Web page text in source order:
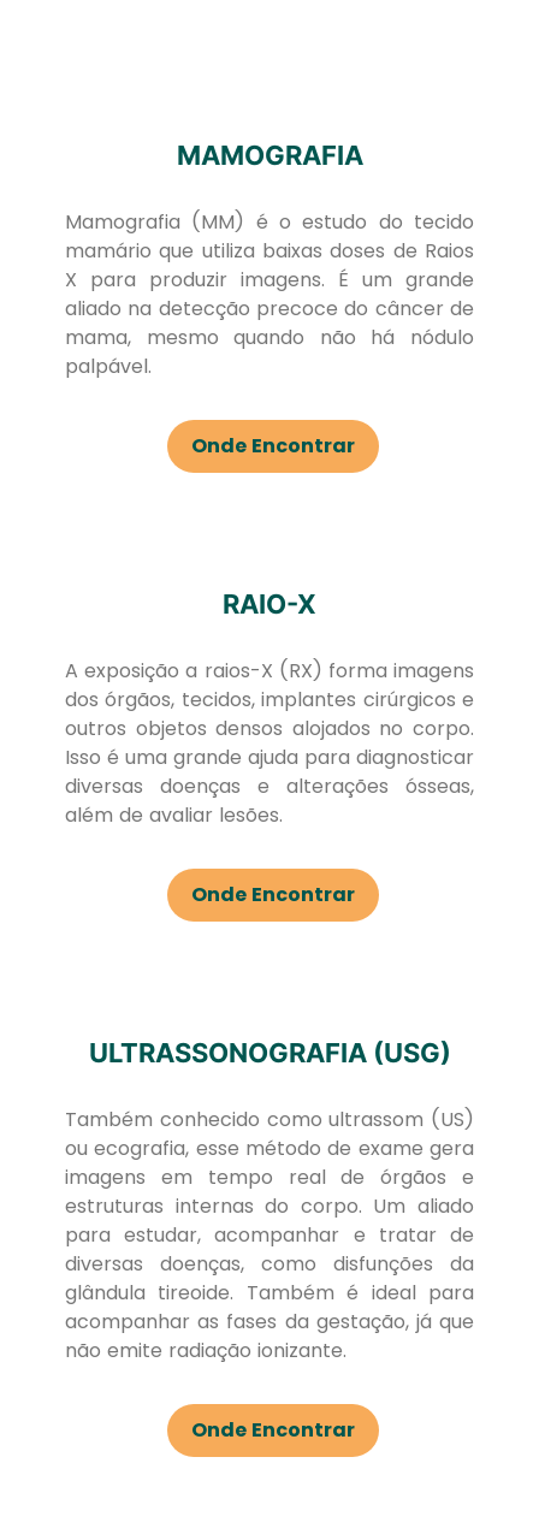
MAMOGRAFIA
Mamografia (MM) é o estudo do tecido
mamário que utiliza baixas doses de Raios
X para produzir imagens. É um grande
aliado na detecção precoce do câncer de
mama, mesmo quando não há nódulo
palpável.
Onde Encontrar
RAIO-X
A exposição a raios-X (RX) forma imagens
dos órgãos, tecidos, implantes cirúrgicos e
outros objetos densos alojados no corpo.
Isso é uma grande ajuda para diagnosticar
diversas doenças e alterações ósseas,
além de avaliar lesões.
Onde Encontrar
ULTRASSONOGRAFIA (USG)
Também conhecido como ultrassom (US)
ou ecografia, esse método de exame gera
imagens em tempo real de órgãos e
estruturas internas do corpo. Um aliado
para estudar, acompanhar e tratar de
diversas doenças, como disfunções da
glândula tireoide. Também é ideal para
acompanhar as fases da gestação, já que
não emite radiação ionizante.
Onde Encontrar